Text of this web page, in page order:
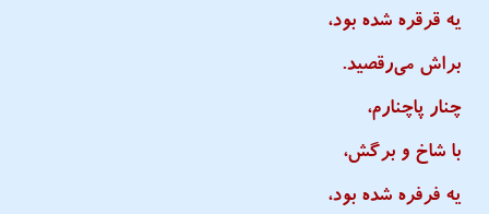
یه قرقره شده بود،
براش می‌رقصید.
چنار پاچنارم،
با شاخ و برگش،
یه فرفره شده بود،